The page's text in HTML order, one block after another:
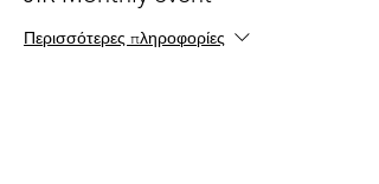
Περισσότερες πληροφορίες